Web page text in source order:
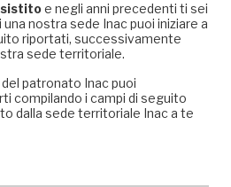
e negli anni precedenti ti sei
nostra sede Inac puoi iniziare a
riportati, successivamente
sede territoriale.
del patronato Inac puoi
compilando i campi di seguito
dalla sede territoriale Inac a te